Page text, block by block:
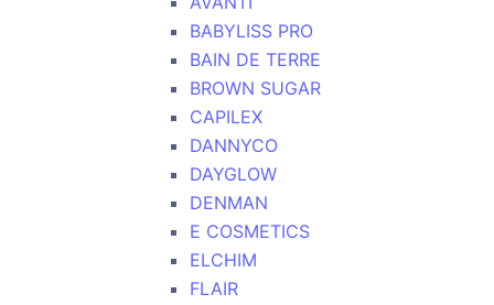
BABYLISS PRO
BAIN DE TERRE
BROWN SUGAR
CAPILEX
DANNYCO
DAYGLOW
DENMAN
E COSMETICS
ELCHIM
FLAIR